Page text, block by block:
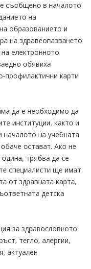
съобщено в началото
на
образованието и
на здравеопазването
електронното
обявиха
профилактични карти
да е необходимо да
институции, както и
началото на учебната
остават. Ако не
трябва да се
специалисти ще имат
от здравната карта,
детска
за здравословното
тегло, алергии,
актуален